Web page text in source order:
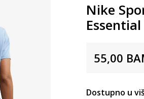
Nike
Essential
55,00
Dostupno u